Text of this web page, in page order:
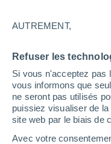
AUTREMENT,
Refuser les
Si vous n'acceptez pas
vous informons que
ne seront pas utilisés
puissiez visualiser de
site web par le biais de
Avec votre